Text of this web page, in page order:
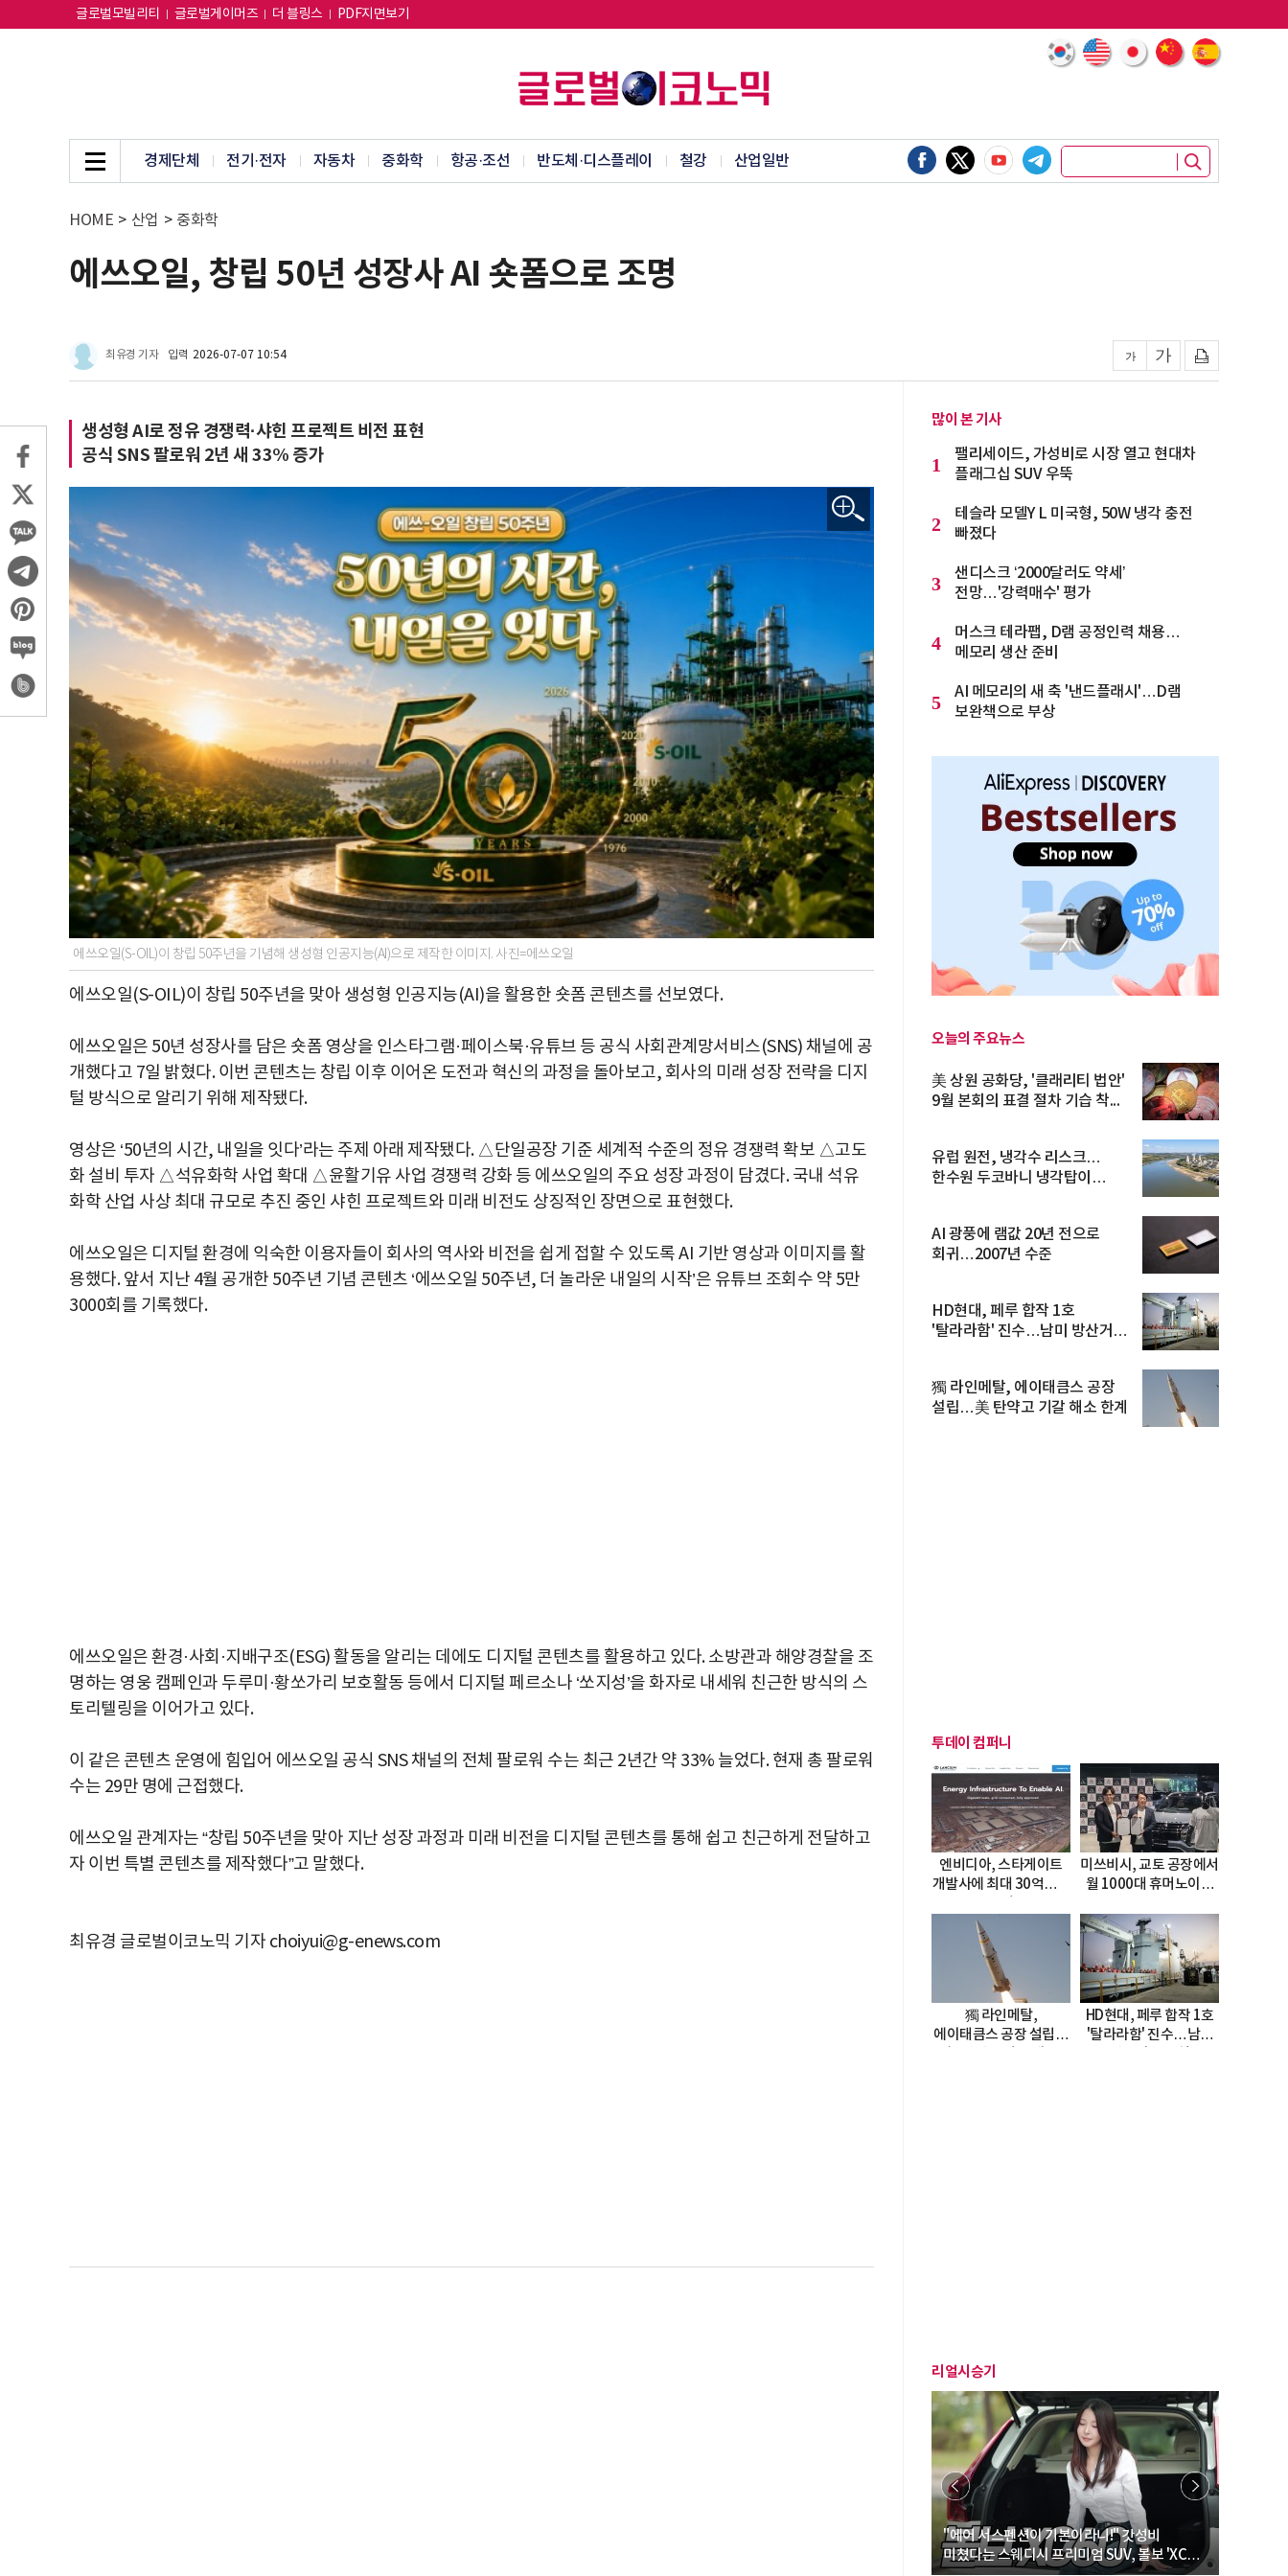
글로벌모빌리티 글로벌게이머즈 더 블링스 PDF지면보기
경제단체 전기·전자 자동차 중화학 항공·조선 반도체·디스플레이 철강 산업일반
HOME > 산업 > 중화학
에쓰오일, 창립 50년 성장사 AI 숏폼으로 조명
최유경 기자 입력 2026-07-07 10:54
생성형 AI로 정유 경쟁력·샤힌 프로젝트 비전 표현
공식 SNS 팔로워 2년 새 33% 증가
에쓰오일(S-OIL)이 창립 50주년을 기념해 생성형 인공지능(AI)으로 제작한 이미지. 사진=에쓰오일
에쓰오일(S-OIL)이 창립 50주년을 맞아 생성형 인공지능(AI)을 활용한 숏폼 콘텐츠를 선보였다.
에쓰오일은 50년 성장사를 담은 숏폼 영상을 인스타그램·페이스북·유튜브 등 공식 사회관계망서비스(SNS) 채널에 공
개했다고 7일 밝혔다. 이번 콘텐츠는 창립 이후 이어온 도전과 혁신의 과정을 돌아보고, 회사의 미래 성장 전략을 디지
털 방식으로 알리기 위해 제작됐다.
영상은 ‘50년의 시간, 내일을 잇다’라는 주제 아래 제작됐다. △단일공장 기준 세계적 수준의 정유 경쟁력 확보 △고도
화 설비 투자 △석유화학 사업 확대 △윤활기유 사업 경쟁력 강화 등 에쓰오일의 주요 성장 과정이 담겼다. 국내 석유
화학 산업 사상 최대 규모로 추진 중인 샤힌 프로젝트와 미래 비전도 상징적인 장면으로 표현했다.
에쓰오일은 디지털 환경에 익숙한 이용자들이 회사의 역사와 비전을 쉽게 접할 수 있도록 AI 기반 영상과 이미지를 활
용했다. 앞서 지난 4월 공개한 50주년 기념 콘텐츠 ‘에쓰오일 50주년, 더 놀라운 내일의 시작’은 유튜브 조회수 약 5만
3000회를 기록했다.
에쓰오일은 환경·사회·지배구조(ESG) 활동을 알리는 데에도 디지털 콘텐츠를 활용하고 있다. 소방관과 해양경찰을 조
명하는 영웅 캠페인과 두루미·황쏘가리 보호활동 등에서 디지털 페르소나 ‘쏘지성’을 화자로 내세워 친근한 방식의 스
토리텔링을 이어가고 있다.
이 같은 콘텐츠 운영에 힘입어 에쓰오일 공식 SNS 채널의 전체 팔로워 수는 최근 2년간 약 33% 늘었다. 현재 총 팔로워
수는 29만 명에 근접했다.
에쓰오일 관계자는 “창립 50주년을 맞아 지난 성장 과정과 미래 비전을 디지털 콘텐츠를 통해 쉽고 친근하게 전달하고
자 이번 특별 콘텐츠를 제작했다”고 말했다.
최유경 글로벌이코노믹 기자 choiyui@g-enews.com
많이 본 기사
1
팰리세이드, 가성비로 시장 열고 현대차
플래그십 SUV 우뚝
2
테슬라 모델Y L 미국형, 50W 냉각 충전
빠졌다
3
샌디스크 ‘2000달러도 약세’
전망…'강력매수' 평가
4
머스크 테라팹, D램 공정인력 채용…
메모리 생산 준비
5
AI 메모리의 새 축 '낸드플래시'…D램
보완책으로 부상
오늘의 주요뉴스
美 상원 공화당, '클래리티 법안'
9월 본회의 표결 절차 기습 착...
유럽 원전, 냉각수 리스크…
한수원 두코바니 냉각탑이
AI 광풍에 램값 20년 전으로
회귀…2007년 수준
HD현대, 페루 합작 1호
'탈라라함' 진수…남미 방산거점
獨 라인메탈, 에이태큼스 공장
설립…美 탄약고 기갈 해소 한계
투데이 컴퍼니
엔비디아, 스타게이트
개발사에 최대 30억달러
미쓰비시, 교토 공장에서
월 1000대 휴머노이드
獨 라인메탈,
에이태큼스 공장 설립…
HD현대, 페루 합작 1호
'탈라라함' 진수…남미
리얼시승기
"에어 서스펜션이 기본이라니!" 갓성비
미쳤다는 스웨디시 프리미엄 SUV, 볼보 'XC60